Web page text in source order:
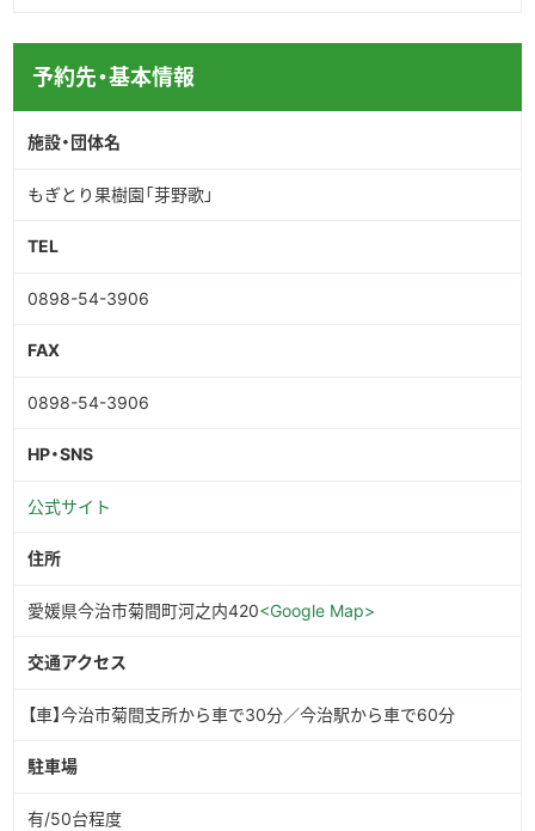
予約先・基本情報
施設・団体名
もぎとり果樹園「芽野歌」
TEL
0898-54-3906
FAX
0898-54-3906
HP・SNS
公式サイト
住所
愛媛県今治市菊間町河之内420<Google Map>
交通アクセス
【車】今治市菊間支所から車で30分／今治駅から車で60分
駐車場
有/50台程度